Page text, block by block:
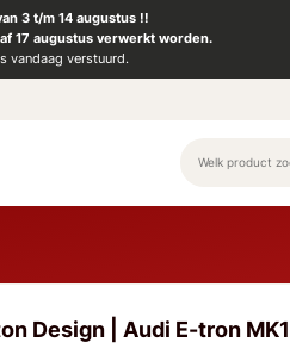
3 t/m 14 augustus !!
17 augustus verwerkt worden.
vandaag verstuurd.
Design | Audi E-tron